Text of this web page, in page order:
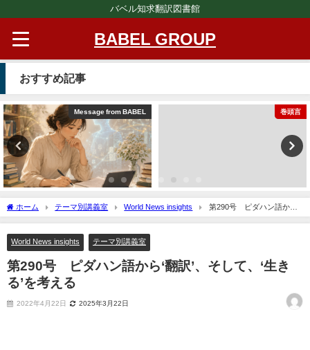
バベル知求翻訳図書館
BABEL GROUP
おすすめ記事
Message from BABEL 巻頭言
ホーム テーマ別講義室 World News insights
第290号 ピダハン語か
ら‘翻訳’、そして、‘生きる’を考える
World News insights テーマ別講義室
第290号 ピダハン語から‘翻訳’、そして、‘生き
る’を考える
2022年4月22日 2025年3月22日